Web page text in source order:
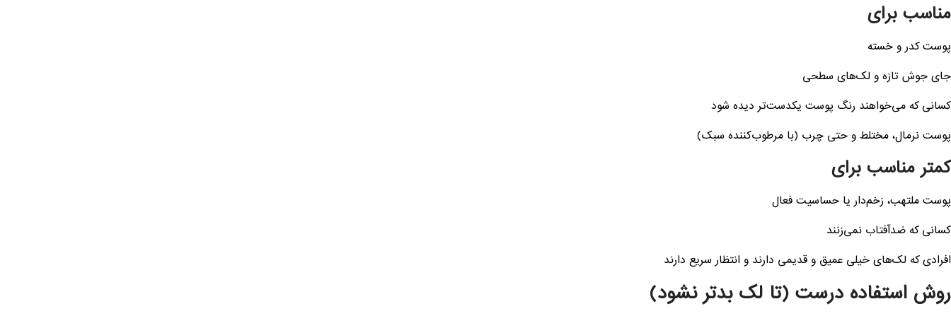
مناسب برای
پوست کدر و خسته
جای جوش تازه و لک‌های سطحی
کسانی که می‌خواهند رنگ پوست یکدست‌تر دیده شود
پوست نرمال، مختلط و حتی چرب (با مرطوب‌کننده سبک)
کمتر مناسب برای
پوست ملتهب، زخم‌دار یا حساسیت فعال
کسانی که ضدآفتاب نمی‌زنند
افرادی که لک‌های خیلی عمیق و قدیمی دارند و انتظار سریع دارند
روش استفاده درست (تا لک بدتر نشود)